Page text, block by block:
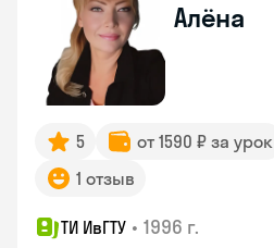
Алёна
5 от 1590 ₽ за урок
1 отзыв
ТИ ИвГТУ • 1996 г.